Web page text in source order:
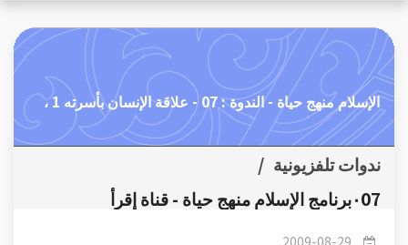
الإسلام منهج حياة - الندوة : 07 - علاقة الإنسان بأسرته 1 ،
ندوات تلفزيونية /
٠07برنامج الإسلام منهج حياة - قناة إقرأ